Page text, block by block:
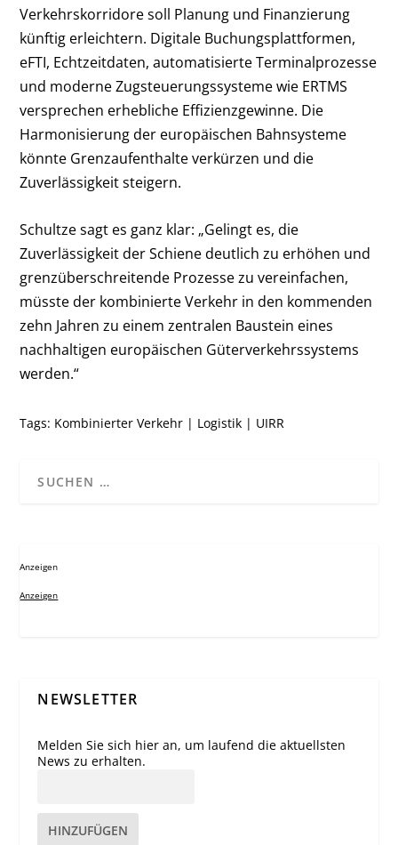
Verkehrskorridore soll Planung und Finanzierung
künftig erleichtern. Digitale Buchungsplattformen,
eFTI, Echtzeitdaten, automatisierte Terminalprozesse
und moderne Zugsteuerungssysteme wie ERTMS
versprechen erhebliche Effizienzgewinne. Die
Harmonisierung der europäischen Bahnsysteme
könnte Grenzaufenthalte verkürzen und die
Zuverlässigkeit steigern.
Schultze sagt es ganz klar: „Gelingt es, die
Zuverlässigkeit der Schiene deutlich zu erhöhen und
grenzüberschreitende Prozesse zu vereinfachen,
müsste der kombinierte Verkehr in den kommenden
zehn Jahren zu einem zentralen Baustein eines
nachhaltigen europäischen Güterverkehrssystems
werden.“
Tags: Kombinierter Verkehr | Logistik | UIRR
Anzeigen
Anzeigen
NEWSLETTER
Melden Sie sich hier an, um laufend die aktuellsten
News zu erhalten.
HINZUFÜGEN